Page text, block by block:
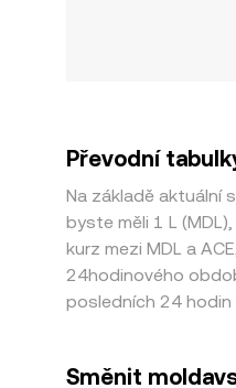
Převodní
Na základě aktuální
byste měli 1 L
kurz mezi MDL a
24hodinového
posledních 24 hodin
Směnit